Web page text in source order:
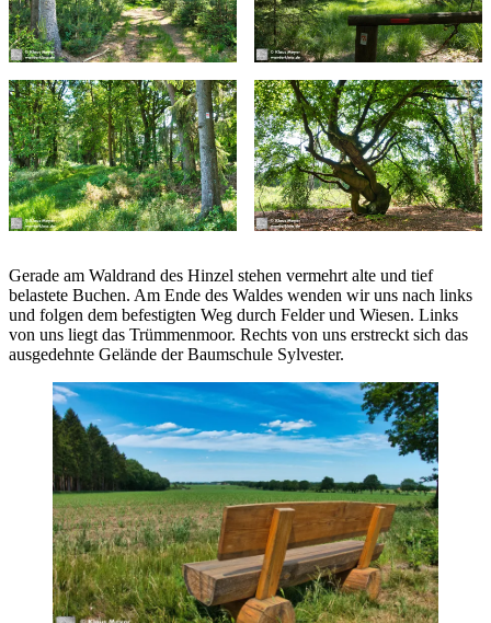
Gerade am Waldrand des Hinzel stehen vermehrt alte und tief
belastete Buchen. Am Ende des Waldes wenden wir uns nach links
und folgen dem befestigten Weg durch Felder und Wiesen. Links
von uns liegt das Trümmenmoor. Rechts von uns erstreckt sich das
ausgedehnte Gelände der Baumschule Sylvester.